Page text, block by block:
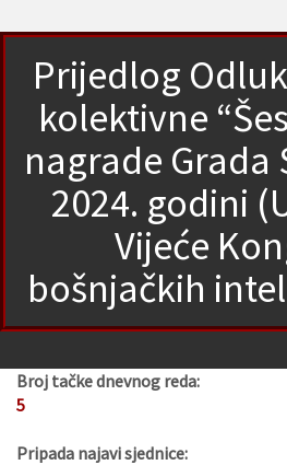
Prijedlog
kolektivne
nagrade Grada
2024. godini
Vijeće
bošnjačkih
Broj tačke dnevnog reda:
5
Pripada najavi sjednice: